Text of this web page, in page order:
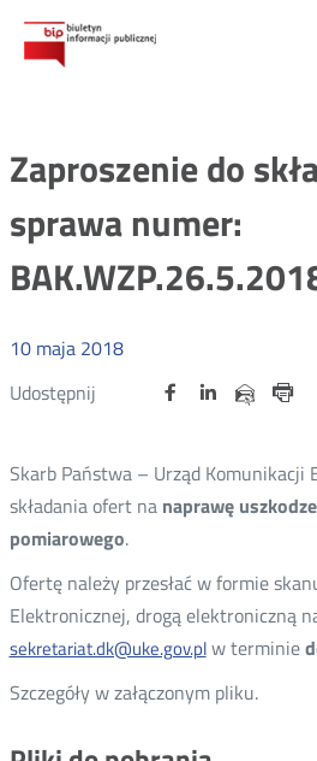
Zaproszenie do
sprawa numer:
10 maja 2018
Udostępnij
Udostępnij
Otwórz Udostępnij
na
OtwórzUdostępnij
na
Otwórz
przez
Skarb Państwa – Urząd Komunikacji
składania ofert na naprawę
pomiarowego.
Ofertę należy przesłać w formie
Elektronicznej, drogą elektroniczną
sekretariat.dk@uke.gov.plw terminie
Szczegóły w załączonym pliku.